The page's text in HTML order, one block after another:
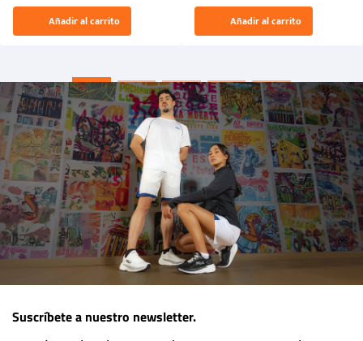
El Rugido del Sol Naciente:
“Primeros para la Et...
Añadir al carrito Añadir al carrito
Suscríbete a nuestro newsletter.